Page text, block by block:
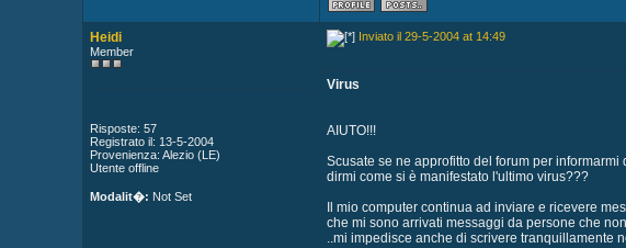
Heidi
Member
Risposte: 57
Registrato il: 13-5-2004
Provenienza: Alezio (LE)
Utente offline
Modalit�: Not Set
Inviato il 29-5-2004 at 14:49
Virus
AIUTO!!!
Scusate se ne approfitto del forum per
dirmi come si è manifestato l'ultimo virus???
Il mio computer continua ad inviare e ricevere
che mi sono arrivati messaggi da persone che
..mi impedisce anche di scrivere tranquillamente